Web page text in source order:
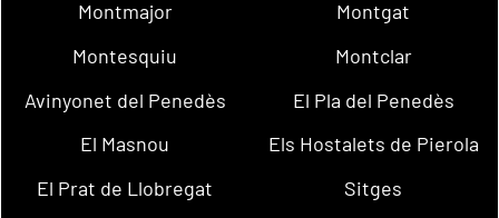
Montmajor
Montgat
Montesquiu
Montclar
Avinyonet del Penedès
El Pla del Penedès
El Masnou
Els Hostalets de Pierola
El Prat de Llobregat
Sitges